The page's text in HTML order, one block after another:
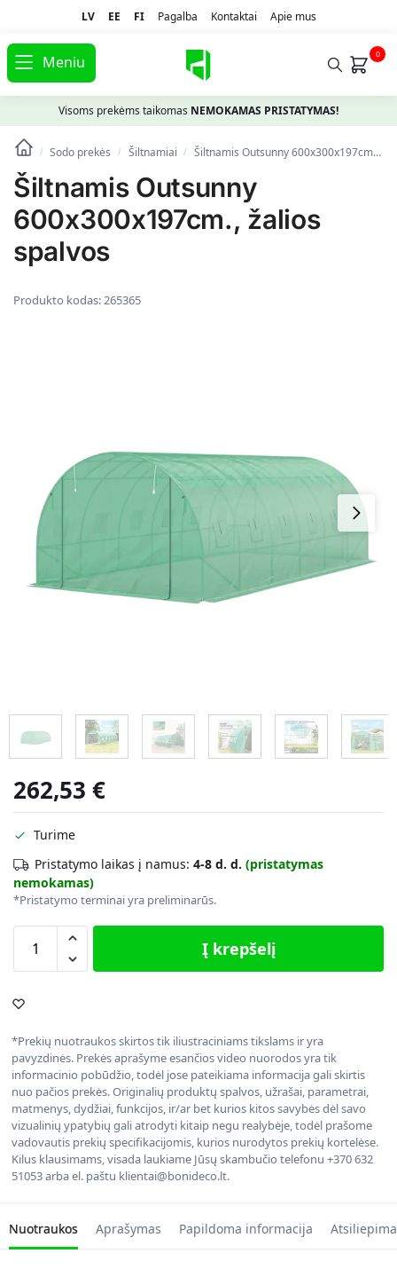
LV EE FI Pagalba Kontaktai Apie mus
Meniu 0
Visoms prekėms taikomas NEMOKAMAS PRISTATYMAS!
/ Sodo prekės / Šiltnamiai / Šiltnamis Outsunny 600x300x197cm., žalios spalvos
Šiltnamis Outsunny
600x300x197cm., žalios
spalvos
Produkto kodas:265365
262,53 €
Turime
Pristatymo laikas į namus: 4-8 d. d. (pristatymas
nemokamas)
*Pristatymo terminai yra preliminarūs.
Į krepšelį
*Prekių nuotraukos skirtos tik iliustraciniams tikslams ir yra
pavyzdinės. Prekės aprašyme esančios video nuorodos yra tik
informacinio pobūdžio, todėl jose pateikiama informacija gali skirtis
nuo pačios prekės. Originalių produktų spalvos, užrašai, parametrai,
matmenys, dydžiai, funkcijos, ir/ar bet kurios kitos savybės dėl savo
vizualinių ypatybių gali atrodyti kitaip negu realybėje, todėl prašome
vadovautis prekių specifikacijomis, kurios nurodytos prekių kortelėse.
Kilus klausimams, visada laukiame Jūsų skambučio telefonu +370 632
51053 arba el. paštu klientai@bonideco.lt.
Nuotraukos Aprašymas Papildoma informacija